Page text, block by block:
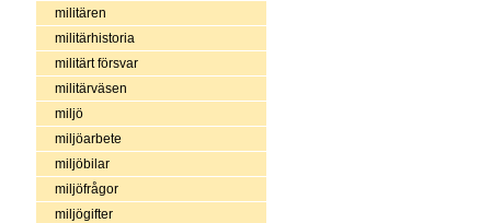
militären
militärhistoria
militärt försvar
militärväsen
miljö
miljöarbete
miljöbilar
miljöfrågor
miljögifter